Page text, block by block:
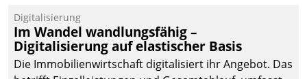
Digitalisierung
Im Wandel wandlungsfähig –
Digitalisierung auf elastischer Basis
Die Immobilienwirtschaft digitalisiert ihr Angebot. Das